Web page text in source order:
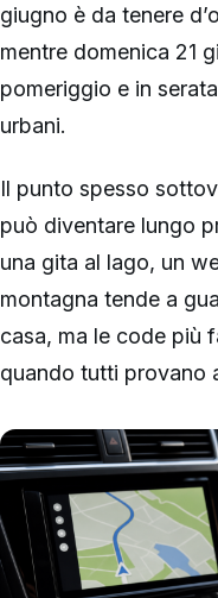
giugno è da tenere
mentre domenica 21
pomeriggio e in
urbani.
Il punto spesso
può diventare lungo
una gita al lago, un
montagna tende a
casa, ma le code più
quando tutti provano